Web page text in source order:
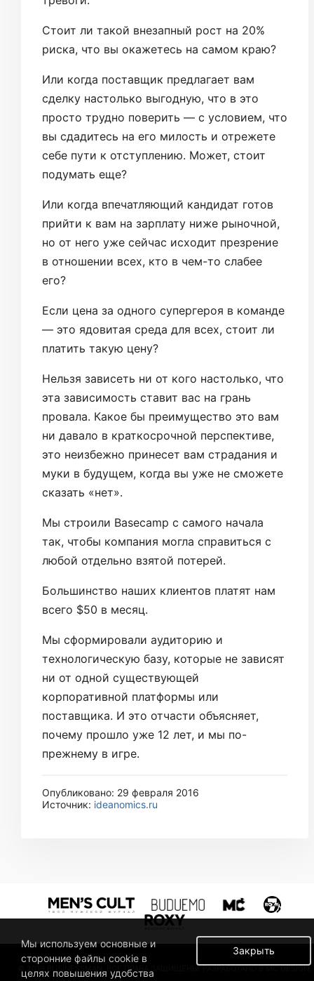
Стоит ли такой внезапный рост на 20%
риска, что вы окажетесь на самом краю?
Или когда поставщик предлагает вам
сделку настолько выгодную, что в это
просто трудно поверить — с условием, что
вы сдадитесь на его милость и отрежете
себе пути к отступлению. Может, стоит
подумать еще?
Или когда впечатляющий кандидат готов
прийти к вам на зарплату ниже рыночной,
но от него уже сейчас исходит презрение
в отношении всех, кто в чем-то слабее
его?
Если цена за одного супергероя в команде
— это ядовитая среда для всех, стоит ли
платить такую цену?
Нельзя зависеть ни от кого настолько, что
эта зависимость ставит вас на грань
провала. Какое бы преимущество это вам
ни давало в краткосрочной перспективе,
это неизбежно принесет вам страдания и
муки в будущем, когда вы уже не сможете
сказать «нет».
Мы строили Basecamp с самого начала
так, чтобы компания могла справиться с
любой отдельно взятой потерей.
Большинство наших клиентов платят нам
всего $50 в месяц.
Мы сформировали аудиторию и
технологическую базу, которые не зависят
ни от одной существующей
корпоративной платформы или
поставщика. И это отчасти объясняет,
почему прошло уже 12 лет, и мы по-
прежнему в игре.
Опубликовано: 29 февраля 2016
Источник: ideanomics.ru
© 2019 BUSINESSMAN. ВСЕ ПРАВА ЗАЩИЩЕНЫ. РАЗРАБОТАНО В MC DESIGN.
Закрыть
Мы используем основные и
сторонние файлы cookie в
целях повышения удобства